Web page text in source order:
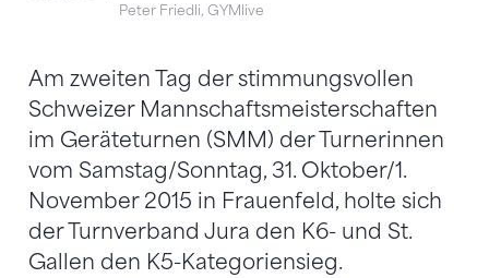
Peter Friedli, GYMlive
Am zweiten Tag der stimmungsvollen
Schweizer Mannschaftsmeisterschaften
im Geräteturnen (SMM) der Turnerinnen
vom Samstag/Sonntag, 31. Oktober/1.
November 2015 in Frauenfeld, holte sich
der Turnverband Jura den K6- und St.
Gallen den K5-Kategoriensieg.